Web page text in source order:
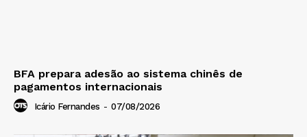
BFA prepara adesão ao sistema chinês de
pagamentos internacionais
Icário Fernandes - 07/08/2026